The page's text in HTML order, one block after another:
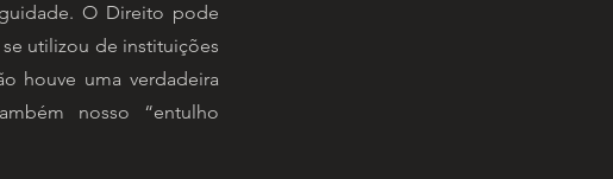
O Direito pode
utilizou de instituições
houve uma verdadeira
nosso “entulho